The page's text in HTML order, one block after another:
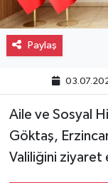
Paylaş
Aile ve Sosyal
Göktaş,
Valiliğini ziyaret
Eğitim